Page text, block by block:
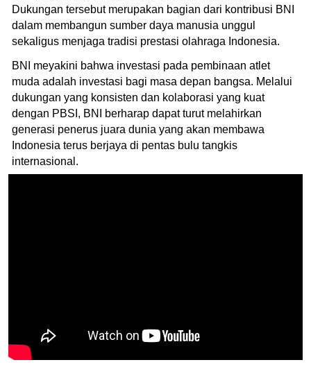
Dukungan tersebut merupakan bagian dari kontribusi BNI
dalam membangun sumber daya manusia unggul
sekaligus menjaga tradisi prestasi olahraga Indonesia.
BNI meyakini bahwa investasi pada pembinaan atlet
muda adalah investasi bagi masa depan bangsa. Melalui
dukungan yang konsisten dan kolaborasi yang kuat
dengan PBSI, BNI berharap dapat turut melahirkan
generasi penerus juara dunia yang akan membawa
Indonesia terus berjaya di pentas bulu tangkis
internasional.